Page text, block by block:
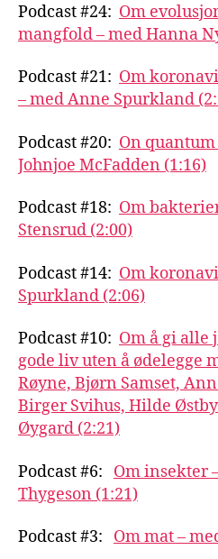
Podcast #24: Om
mangfold – med Hanna
Podcast #21: Om
– med Anne Spurkland
Podcast #20: On
Johnjoe McFadden (1:16)
Podcast #18: Om
Stensrud (2:00)
Podcast #14: Om
Spurkland (2:06)
Podcast #10: Om å gi alle
gode liv uten å ødelegge
Røyne, Bjørn Samset,
Birger Svihus, Hilde
Øygard (2:21)
Podcast #6: Om insekter
Thygeson (1:21)
Podcast #3: Om mat –